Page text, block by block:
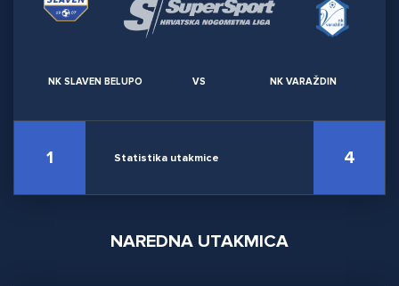
NK SLAVEN BELUPO VS NK VARAŽDIN
1 Statistika utakmice 4
NAREDNA UTAKMICA